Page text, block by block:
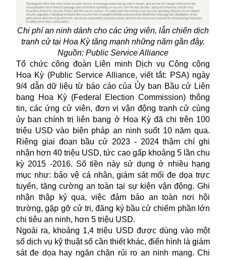
Chi phí an ninh dành cho các ứng viên, lẫn chiến dịch
tranh cử tại Hoa Kỳ tăng mạnh những năm gần đây.
Nguồn: Public Service Alliance
Tổ chức công đoàn Liên minh Dịch vụ Công cộng
Hoa Kỳ (Public Service Alliance, viết tắt: PSA) ngày
9/4 dẫn dữ liệu từ báo cáo của Ủy ban Bầu cử Liên
bang Hoa Kỳ (Federal Election Commission) thông
tin, các ứng cử viên, đơn vị vận động tranh cử cùng
ủy ban chính trị liên bang ở Hoa Kỳ đã chi trên 100
triệu USD vào biện pháp an ninh suốt 10 năm qua.
Riêng giai đoạn bầu cử 2023 - 2024 thậm chí ghi
nhận hơn 40 triệu USD, tức cao gấp khoảng 5 lần chu
kỳ 2015 -2016. Số tiền này sử dụng ở nhiều hạng
mục như: bảo vệ cá nhân, giám sát mối đe dọa trực
tuyến, tăng cường an toàn tại sự kiện vận động. Ghi
nhận thập kỷ qua, việc đảm bảo an toàn nơi hội
trường, gặp gỡ cử tri, đăng ký bầu cử chiếm phần lớn
chi tiêu an ninh, hơn 5 triệu USD.
Ngoài ra, khoảng 1,4 triệu USD được dùng vào một
số dịch vụ kỹ thuật số cần thiết khác, điển hình là giám
sát đe dọa hay ngăn chặn rủi ro an ninh mạng. Chi